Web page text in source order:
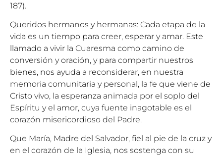
187).
Queridos hermanos y hermanas: Cada etapa de la
vida es un tiempo para creer, esperar y amar. Este
llamado a vivir la Cuaresma como camino de
conversión y oración, y para compartir nuestros
bienes, nos ayuda a reconsiderar, en nuestra
memoria comunitaria y personal, la fe que viene de
Cristo vivo, la esperanza animada por el soplo del
Espíritu y el amor, cuya fuente inagotable es el
corazón misericordioso del Padre.
Que María, Madre del Salvador, fiel al pie de la cruz y
en el corazón de la Iglesia, nos sostenga con su